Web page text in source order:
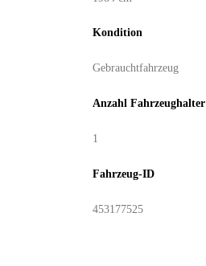
Kondition
Gebrauchtfahrzeug
Anzahl Fahrzeughalter
1
Fahrzeug-ID
453177525